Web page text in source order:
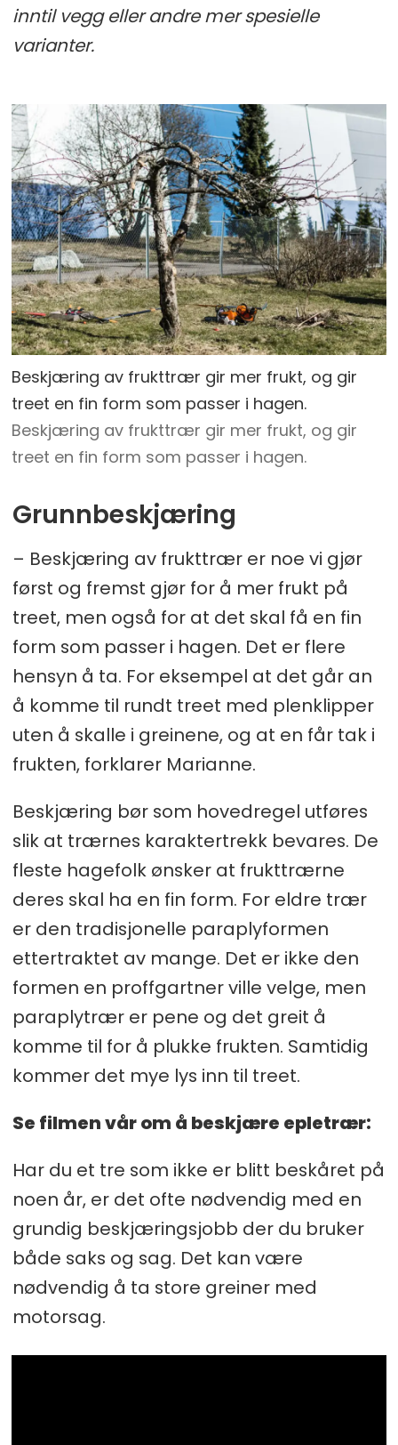
inntil vegg eller andre mer spesielle
varianter.
Beskjæring av frukttrær gir mer frukt, og gir
treet en fin form som passer i hagen.
Beskjæring av frukttrær gir mer frukt, og gir
treet en fin form som passer i hagen.
Grunnbeskjæring
– Beskjæring av frukttrær er noe vi gjør
først og fremst gjør for å mer frukt på
treet, men også for at det skal få en fin
form som passer i hagen. Det er flere
hensyn å ta. For eksempel at det går an
å komme til rundt treet med plenklipper
uten å skalle i greinene, og at en får tak i
frukten, forklarer Marianne.
Beskjæring bør som hovedregel utføres
slik at trærnes karaktertrekk bevares. De
fleste hagefolk ønsker at frukttrærne
deres skal ha en fin form. For eldre trær
er den tradisjonelle paraplyformen
ettertraktet av mange. Det er ikke den
formen en proffgartner ville velge, men
paraplytrær er pene og det greit å
komme til for å plukke frukten. Samtidig
kommer det mye lys inn til treet.
Se filmen vår om å beskjære epletrær:
Har du et tre som ikke er blitt beskåret på
noen år, er det ofte nødvendig med en
grundig beskjæringsjobb der du bruker
både saks og sag. Det kan være
nødvendig å ta store greiner med
motorsag.